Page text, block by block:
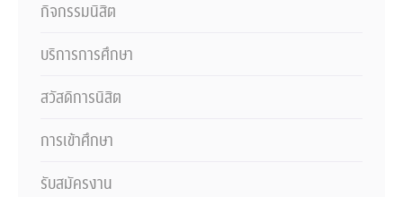
กิจกรรมนิสิต
บริการการศึกษา
สวัสดิการนิสิต
การเข้าศึกษา
รับสมัครงาน